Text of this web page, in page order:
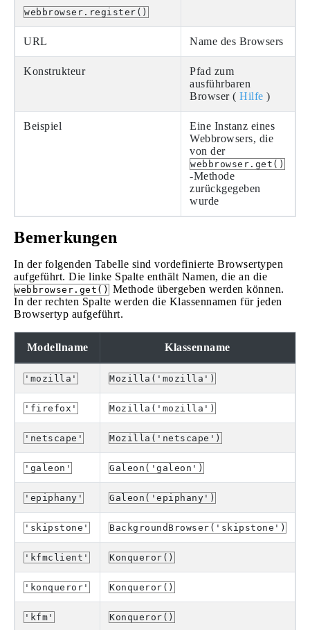
webbrowser.register()
URL Name des Browsers
Konstrukteur
Pfad zum
ausführbaren
Browser ( Hilfe )
Beispiel
Eine Instanz eines
Webbrowsers, die
von der
webbrowser.get()
-Methode
zurückgegeben
wurde
Bemerkungen
In der folgenden Tabelle sind vordefinierte Browsertypen
aufgeführt. Die linke Spalte enthält Namen, die an die
webbrowser.get() Methode übergeben werden können.
In der rechten Spalte werden die Klassennamen für jeden
Browsertyp aufgeführt.
Modellname Klassenname
'mozilla' Mozilla('mozilla')
'firefox' Mozilla('mozilla')
'netscape' Mozilla('netscape')
'galeon' Galeon('galeon')
'epiphany' Galeon('epiphany')
'skipstone' BackgroundBrowser('skipstone')
'kfmclient' Konqueror()
'konqueror' Konqueror()
'kfm' Konqueror()